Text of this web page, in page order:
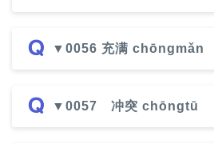
▼0056 充满 chōngmǎn
▼0057 冲突 chōngtū